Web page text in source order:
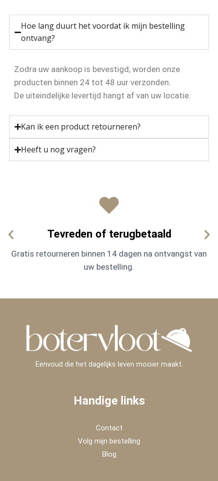
Hoe lang duurt het voordat ik mijn bestelling
ontvang?
Zodra uw aankoop is bevestigd, worden onze
producten binnen 24 tot 48 uur verzonden.
De uiteindelijke levertijd hangt af van uw locatie.
Kan ik een product retourneren?
Heeft u nog vragen?
Tevreden of terugbetaald
Gratis retourneren binnen 14 dagen na ontvangst van
uw bestelling.
Eenvoud die het dagelijks leven mooier maakt.
Handige links
Contact
Volg mijn bestelling
Blog